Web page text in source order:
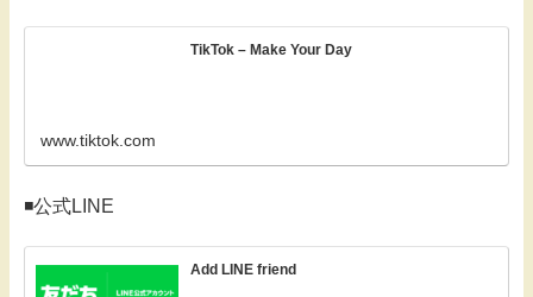
TikTok – Make Your Day
www.tiktok.com
◾️公式LINE
Add LINE friend